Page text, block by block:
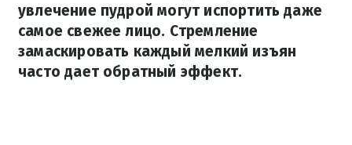
увлечение пудрой могут испортить даже
самое свежее лицо. Стремление
замаскировать каждый мелкий изъян
часто дает обратный эффект.